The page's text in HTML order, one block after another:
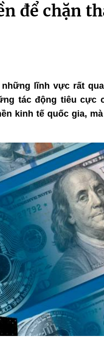
để chặn
những lĩnh vực rất
tác động tiêu cực
kinh tế quốc gia,